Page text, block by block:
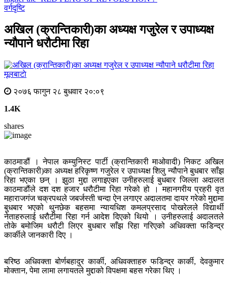
वर्गदृष्टि
अखिल (क्रान्तिकारी)का अध्यक्ष गजुरेल र उपाध्यक्ष
न्यौपाने धरौटीमा रिहा
मूलबाटाे
२०७६ फागुन २८ बुधवार २०:०९
1.4K
shares
काठमाडौं । नेपाल कम्युनिस्ट पार्टी (क्रान्तिकारी माओवादी) निकट अखिल
(क्रान्तिकारी)का अध्यक्ष हरिकृष्ण गजुरेल र उपाध्यक्ष शिलु न्यौपाने बुधबार साँझ
रिहा भएका छन् । झुठा मुद्दा लगाइएका उनीहरुलाई बुधबार जिल्ला अदालत
काठमाडौंले दश दश हजार धरौटीमा रिहा गरेको हो । महानगरीय प्रहरी वृत
महाराजगंज चक्रपथले जबर्जस्ती चन्दा ऐन लगाएर अदालतमा दायर गरेको मुद्दामा
बुधबार भएको थुनछेक बहसमा न्यायधिश कमलप्रसाद पोखरेलले विद्यार्थी
नेताहरुलाई धरौटीमा रिहा गर्न आदेश दिएको थियो । उनीहरुलाई अदालतले
तोके बमोजिम धरौटी लिएर बुधबार साँझ रिहा गरिएको अधिवक्ता फडिन्द्र
कार्कीले जानकारी दिए ।
बरिष्ठ अधिवक्ता बोर्णबहादुर कार्की, अधिवक्ताहरु फडिन्द्र कार्की, देवकुमार
मोक्तान, पेमा लामा लगायतले मुद्दाको विपक्षमा बहस गरेका थिए ।